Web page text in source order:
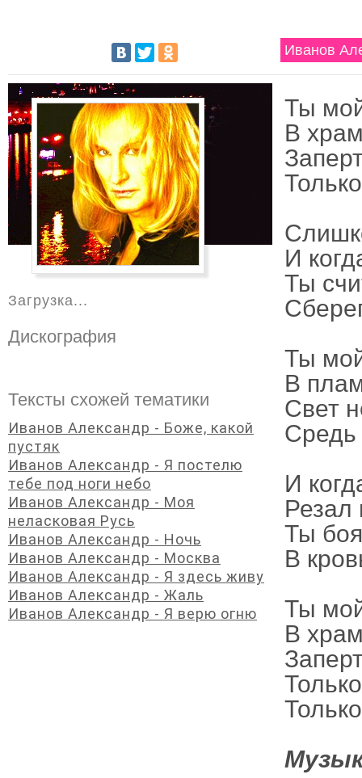
Иванов
Ты
В
И
Ты
Ты
В
Свет
Средь
И
Резал
Ты
В
Ты
В
Загрузка...
Дискография
Тексты схожей тематики
Иванов Александр - Боже, какой
пустяк
Иванов Александр - Я постелю
тебе под ноги небо
Иванов Александр - Моя
неласковая Русь
Иванов Александр - Ночь
Иванов Александр - Москва
Иванов Александр - Я здесь живу
Иванов Александр - Жаль
Иванов Александр - Я верю огню